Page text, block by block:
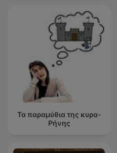
Τα παραμύθια της κυρα-
Ρήνης